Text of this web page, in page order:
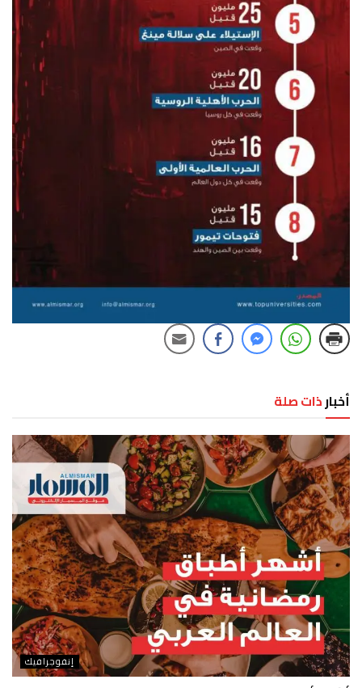
أخبارذات صلة
إنفوجرافيك